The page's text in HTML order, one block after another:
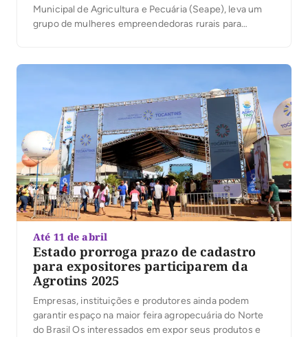
Municipal de Agricultura e Pecuária (Seape), leva um
grupo de mulheres empreendedoras rurais para
expor e comercializar produtos produzidos no
Até 11 de abril
Estado prorroga prazo de cadastro
para expositores participarem da
Agrotins 2025
Empresas, instituições e produtores ainda podem
garantir espaço na maior feira agropecuária do Norte
do Brasil Os interessados em expor seus produtos e